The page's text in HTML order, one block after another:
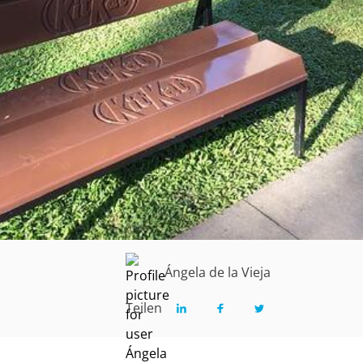
Ángela de la Vieja
Teilen